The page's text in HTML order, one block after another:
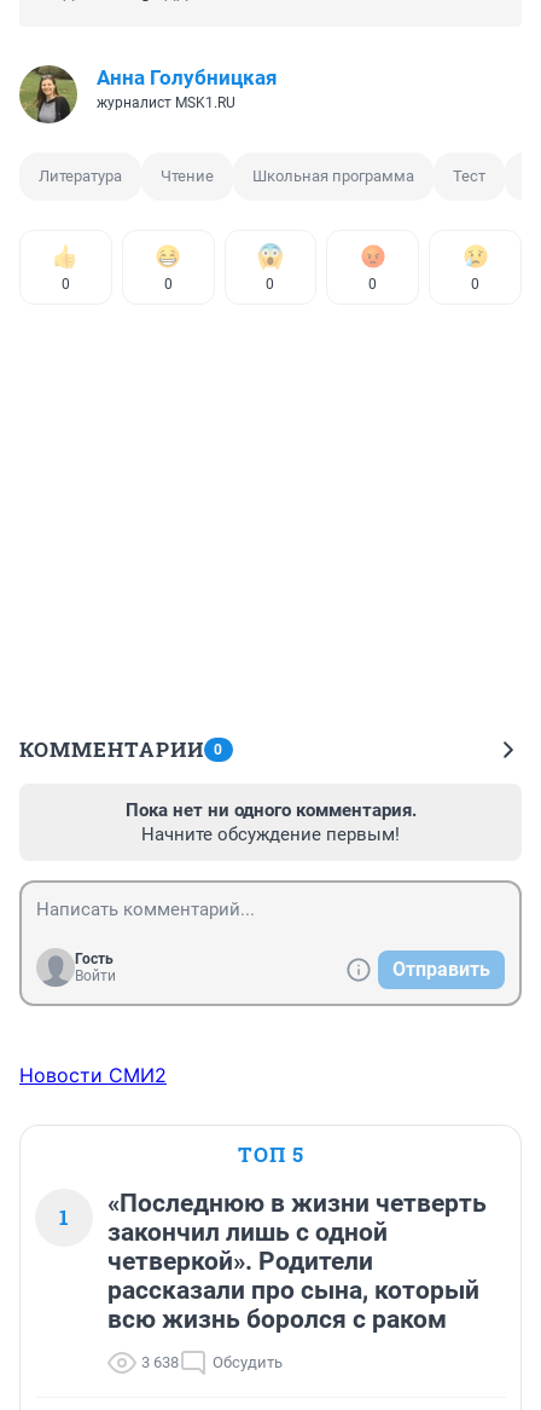
Анна Голубницкая
журналист MSK1.RU
Литература Чтение Школьная программа Тест
0 0 0 0 0
КОММЕНТАРИИ 0
Пока нет ни одного комментария.
Начните обсуждение первым!
Гость
Войти
Отправить
Новости СМИ2
ТОП 5
1
«Последнюю в жизни четверть
закончил лишь с одной
четверкой». Родители
рассказали про сына, который
всю жизнь боролся с раком
3 638 Обсудить